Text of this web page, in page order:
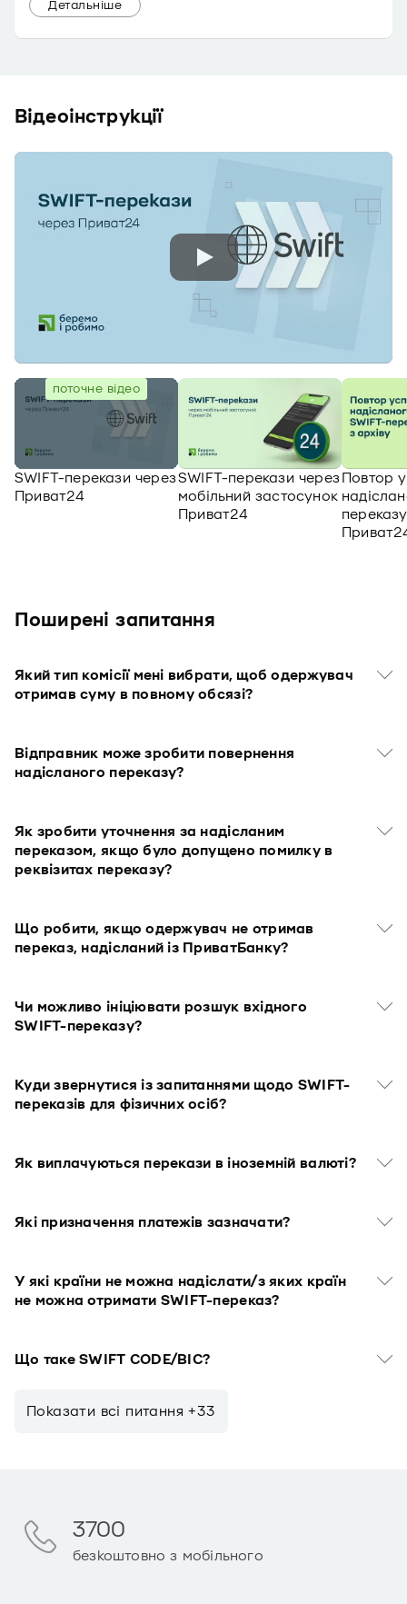
Детальніше
Відеоінструкції
поточне відео
SWIFT-перекази через
Приват24
SWIFT-перекази через
мобільний застосунок
Приват24
Повтор
Поширені запитання
Який тип комісії мені вибрати, щоб одержувач
отримав суму в повному обсязі?
Відправник може зробити повернення
надісланого переказу?
Як зробити уточнення за надісланим
переказом, якщо було допущено помилку в
реквізитах переказу?
Що робити, якщо одержувач не отримав
переказ, надісланий із ПриватБанку?
Чи можливо ініціювати розшук вхідного
SWIFT-переказу?
Куди звернутися із запитаннями щодо SWIFT-
переказів для фізичних осіб?
Як виплачуються перекази в іноземній валюті?
Які призначення платежів зазначати?
У які країни не можна надіслати/з яких країн
не можна отримати SWIFT-переказ?
Що таке SWIFT CODE/BIC?
Показати всi питання +33
3700
безкоштовно з мобільного